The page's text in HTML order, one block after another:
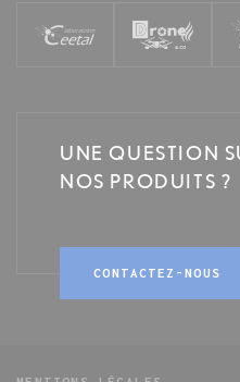
UNE QUESTION
NOS PRODUITS ?
CONTACTEZ-NOUS